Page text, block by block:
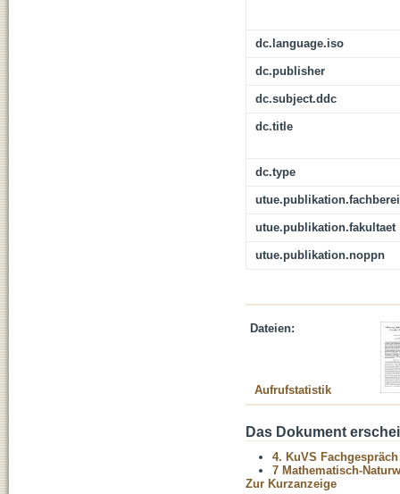
dc.language.iso
dc.publisher
dc.subject.ddc
dc.title
dc.type
utue.publikation.fakultaet
utue.publikation.noppn
Dateien:
Aufrufstatistik
Das Dokument
4. KuVS
7 Mathematisch-
Zur Kurzanzeige